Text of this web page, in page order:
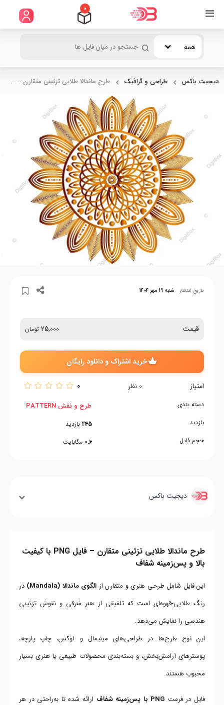
0
همه
دیجیت باکس طراحی و گرافیک طرح ماندالا طلایی تزئینی متقارن –...
تاریخ انتشار شنبه 19 مهر 1404
قیمت 25,000 تومان
خرید اشتراک و دانلود رایگان
امتیاز 0 نظر 0
دسته بندی
بازدید
حجم فایل
طرح و نقش PATTERN
245 بازدید
0.6 مگابایت
دیجیت باکس
طرح ماندالا طلایی تزئینی متقارن – فایل PNG با کیفیت
بالا و پس‌زمینه شفاف
این فایل شامل طرحی هنری و متقارن از الگوی ماندالا (Mandala)
در
رنگ طلایی-قهوه‌ای است که تلفیقی از هنر شرقی و نقوش تزئینی
هندسی را نمایش می‌دهد.
این نوع طرح‌ها در طراحی‌های مینیمال و لوکس، چاپ پارچه،
پوسترهای آرامش‌بخش، و بسته‌بندی محصولات طبیعی یا هنری بسیار
محبوب هستند.
فایل در فرمت PNG با پس‌زمینه شفاف
ارائه شده تا به‌راحتی در هر